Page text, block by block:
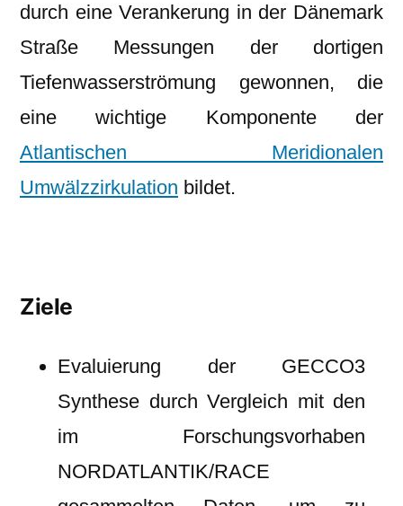
durch eine Verankerung in der Dänemark
Straße Messungen der dortigen
Tiefenwasserströmung gewonnen, die
eine wichtige Komponente der
Atlantischen Meridionalen
Umwälzzirkulation bildet.
Ziele
Evaluierung der GECCO3
Synthese durch Vergleich mit den
im Forschungsvorhaben
NORDATLANTIK/RACE